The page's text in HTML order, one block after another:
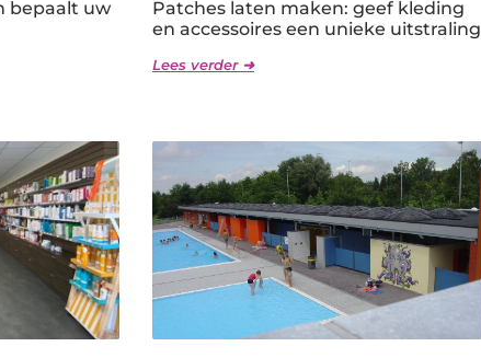
bepaalt uw
Patches laten maken: geef kleding
en accessoires een unieke uitstraling
Lees verder ➜